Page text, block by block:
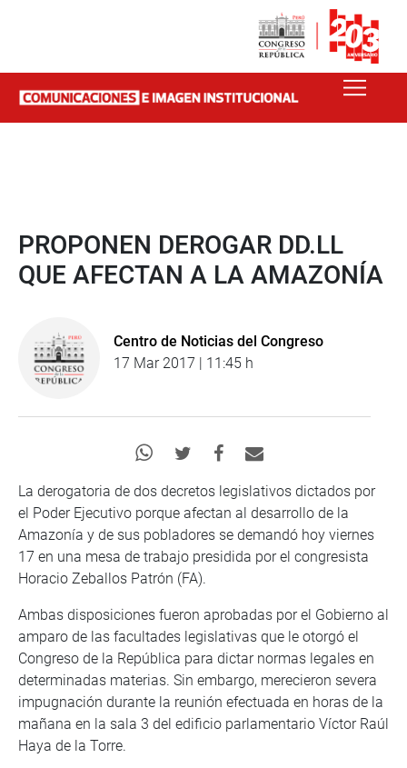
PROPONEN DEROGAR DD.LL
QUE AFECTAN A LA AMAZONÍA
Centro de Noticias del Congreso
17 Mar 2017 | 11:45 h
La derogatoria de dos decretos legislativos dictados por
el Poder Ejecutivo porque afectan al desarrollo de la
Amazonía y de sus pobladores se demandó hoy viernes
17 en una mesa de trabajo presidida por el congresista
Horacio Zeballos Patrón (FA).
Ambas disposiciones fueron aprobadas por el Gobierno al
amparo de las facultades legislativas que le otorgó el
Congreso de la República para dictar normas legales en
determinadas materias. Sin embargo, merecieron severa
impugnación durante la reunión efectuada en horas de la
mañana en la sala 3 del edificio parlamentario Víctor Raúl
Haya de la Torre.